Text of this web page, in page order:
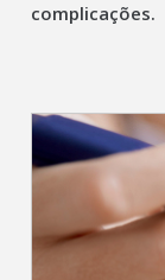
complicações.